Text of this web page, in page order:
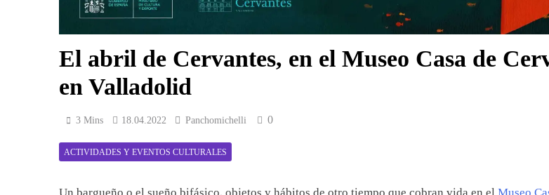
El abril de Cervantes, en el Museo Casa de
en Valladolid
3 Mins 18.04.2022 Panchomichelli 0
ACTIVIDADES Y EVENTOS CULTURALES
Un bargueño o el sueño bifásico, objetos y hábitos de otro tiempo que cobran vida en el Museo